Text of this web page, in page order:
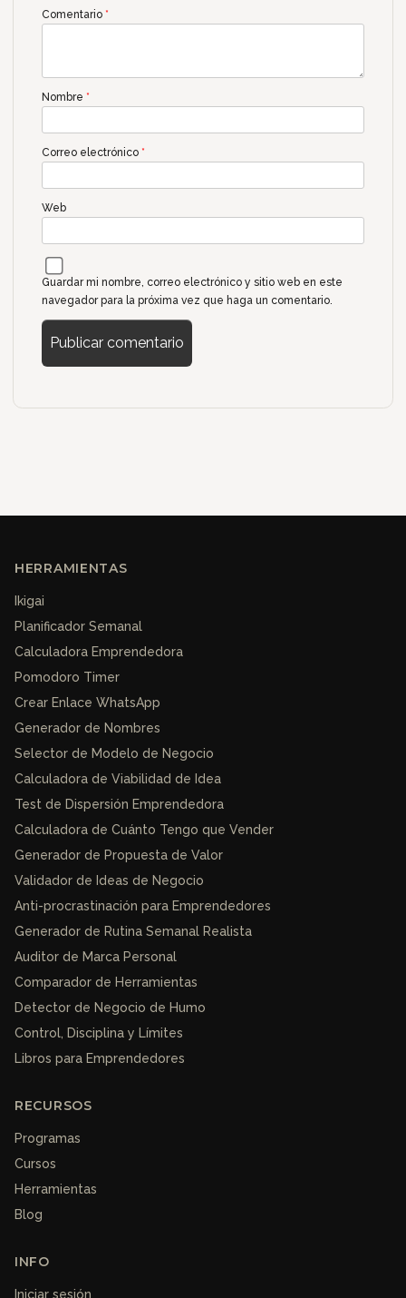
Comentario *
Nombre *
Correo electrónico *
Web
Guardar mi nombre, correo electrónico y sitio web en este
navegador para la próxima vez que haga un comentario.
HERRAMIENTAS
Ikigai
Planificador Semanal
Calculadora Emprendedora
Pomodoro Timer
Crear Enlace WhatsApp
Generador de Nombres
Selector de Modelo de Negocio
Calculadora de Viabilidad de Idea
Test de Dispersión Emprendedora
Calculadora de Cuánto Tengo que Vender
Generador de Propuesta de Valor
Validador de Ideas de Negocio
Anti-procrastinación para Emprendedores
Generador de Rutina Semanal Realista
Auditor de Marca Personal
Comparador de Herramientas
Detector de Negocio de Humo
Control, Disciplina y Límites
Libros para Emprendedores
RECURSOS
Programas
Cursos
Herramientas
Blog
INFO
Iniciar sesión